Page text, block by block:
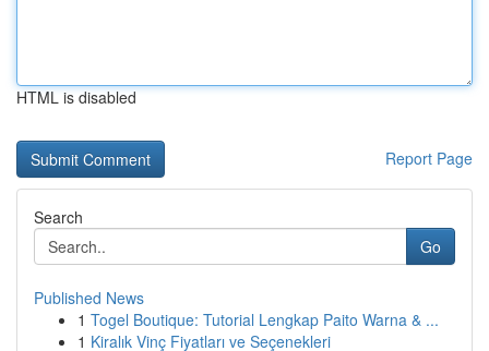
HTML is disabled
Report Page
Search
Go
Published News
1 Togel Boutique: Tutorial Lengkap Paito Warna & ...
1 Kiralık Vinç Fiyatları ve Seçenekleri